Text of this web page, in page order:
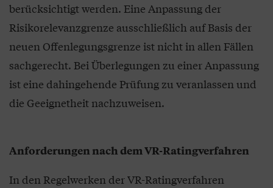
berücksichtigt werden. Eine Anpassung der
Risikorelevanzgrenze ausschließlich auf Basis der
neuen Offenlegungsgrenze ist nicht in allen Fällen
sachgerecht. Bei Überlegungen zu einer Anpassung
ist eine dahingehende Prüfung zu veranlassen und
die Geeignetheit nachzuweisen.
Anforderungen nach dem VR-Ratingverfahren
In den Regelwerken der VR-Ratingverfahren